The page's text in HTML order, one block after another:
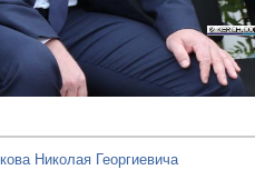
Николая Георгиевича